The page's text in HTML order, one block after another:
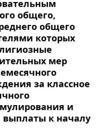
общего,
общего
которых
мер
за классное
и
к началу